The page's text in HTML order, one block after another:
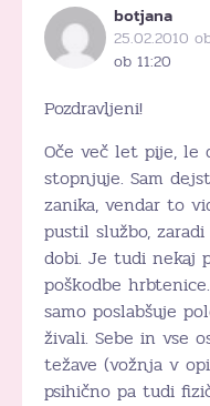
botjana
25.02.2010
ob 11:20
Pozdravljeni!
Oče več let pije,
stopnjuje. Sam
zanika, vendar to
pustil službo,
dobi. Je tudi nekaj
poškodbe
samo poslabšuje
živali. Sebe in vse
težave (vožnja v
psihično pa tudi